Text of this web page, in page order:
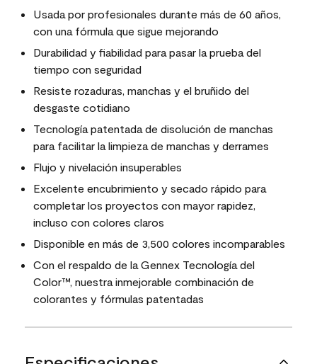
Usada por profesionales durante más de 60 años,
con una fórmula que sigue mejorando
Durabilidad y fiabilidad para pasar la prueba del
tiempo con seguridad
Resiste rozaduras, manchas y el bruñido del
desgaste cotidiano
Tecnología patentada de disolución de manchas
para facilitar la limpieza de manchas y derrames
Flujo y nivelación insuperables
Excelente encubrimiento y secado rápido para
completar los proyectos con mayor rapidez,
incluso con colores claros
Disponible en más de 3,500 colores incomparables
Con el respaldo de la Gennex Tecnología del
Color™, nuestra inmejorable combinación de
colorantes y fórmulas patentadas